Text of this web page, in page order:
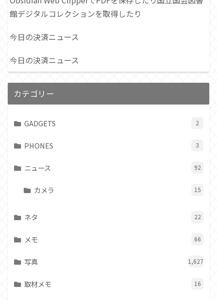
館デジタルコレクションを取得したり
今日の決済ニュース
今日の決済ニュース
カテゴリー
GADGETS 2
PHONES 3
ニュース 92
カメラ 15
ネタ 22
メモ 66
写真 1,627
取材メモ 16